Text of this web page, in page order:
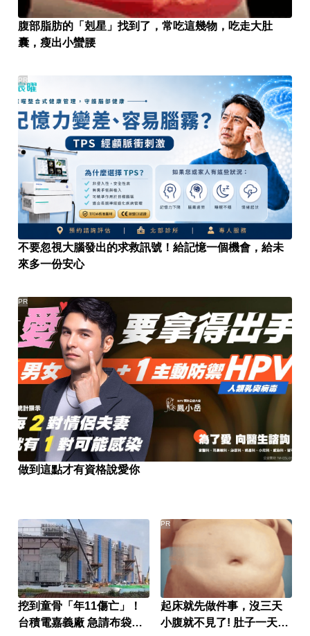
腹部脂肪的「剋星」找到了，常吃這幾物，吃走大肚
囊，瘦出小蠻腰
不要忽視大腦發出的求救訊號！給記憶一個機會，給未
來多一份安心
PR
做到這點才有資格說愛你
PR
挖到童骨「年11傷亡」！
台積電嘉義廠 急請布袋戲
起床就先做件事，沒三天
小腹就不見了! 肚子一天天
PR